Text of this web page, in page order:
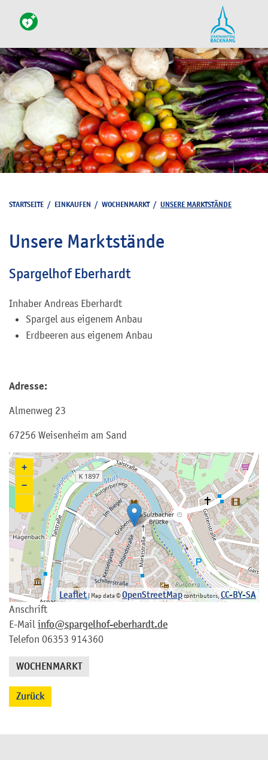
STARTSEITE / EINKAUFEN / WOCHENMARKT/ UNSERE MARKTSTÄNDE
Unsere Marktstände
Spargelhof Eberhardt
+
−
Leaflet| Map data ©OpenStreetMapcontributors,CC-BY-SA
Anschrift
E-Mail info@spargelhof-eberhardt.de
Telefon 06353 914360
Inhaber Andreas Eberhardt
Spargel aus eigenem Anbau
Erdbeeren aus eigenem Anbau
Adresse:
Almenweg 23
67256 Weisenheim am Sand
WOCHENMARKT
Zurück